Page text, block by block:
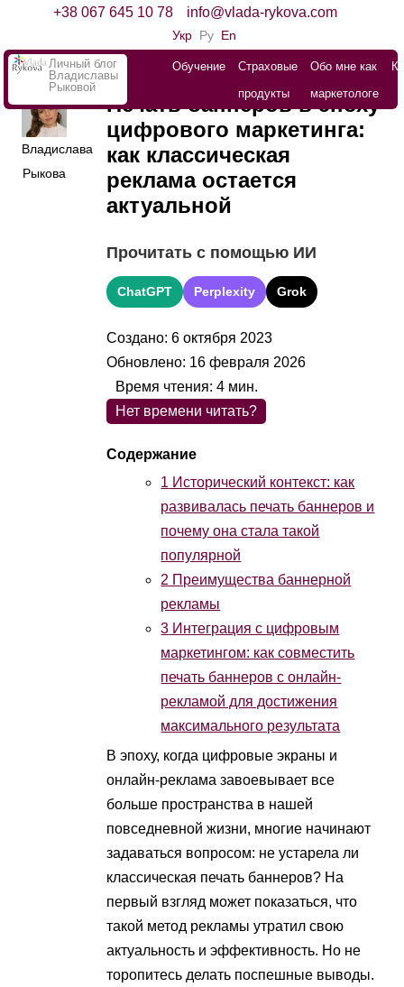
+38 067 645 10 78 info@vlada-rykova.com
Укр Ру En
Личный блог
Владиславы
Рыковой
Обучение
Страховые
продукты
Обо мне как
маркетологе
Владислава
Рыкова
Печать баннеров в эпоху
цифрового маркетинга:
как классическая
реклама остается
актуальной
Прочитать с помощью ИИ
ChatGPT Perplexity Grok
Создано: 6 октября 2023
Обновлено: 16 февраля 2026
Нет времени читать?
1 Исторический контекст: как
развивалась печать баннеров и
почему она стала такой
популярной
2 Преимущества баннерной
рекламы
3 Интеграция с цифровым
маркетингом: как совместить
печать баннеров с онлайн-
рекламой для достижения
максимального результата
Время чтения:4 мин.
В эпоху, когда цифровые экраны и
онлайн-реклама завоевывает все
больше пространства в нашей
повседневной жизни, многие начинают
задаваться вопросом: не устарела ли
классическая печать баннеров? На
первый взгляд может показаться, что
такой метод рекламы утратил свою
актуальность и эффективность. Но не
торопитесь делать поспешные выводы.